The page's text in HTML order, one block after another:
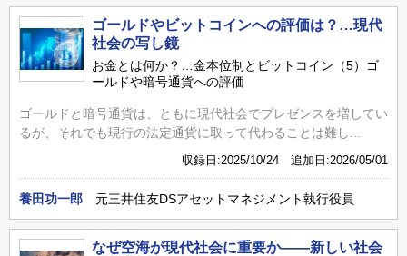
ゴールドやビットコインへの評価は？…現代
社会の写し鏡
お金とは何か？…金本位制とビットコイン（5）ゴ
ールドや暗号通貨への評価
ゴールドと暗号通貨は、ともに現代社会でプレゼンスを増してい
るが、それでも現行の法定通貨に取って代わることは難し...
収録日:2025/10/24 追加日:2026/05/01
養田功一郎 元三井住友DSアセットマネジメント執行役員
なぜ空海が現代社会に重要か――新しい社会